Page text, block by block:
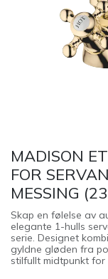
MADISON
FOR
MESSING
Skap en følelse av
elegante 1-hulls
serie. Designet
gyldne gløden fra
stilfullt midtpunkt for